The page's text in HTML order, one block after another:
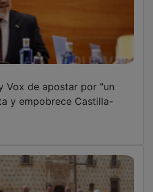
y empobrece Castilla-